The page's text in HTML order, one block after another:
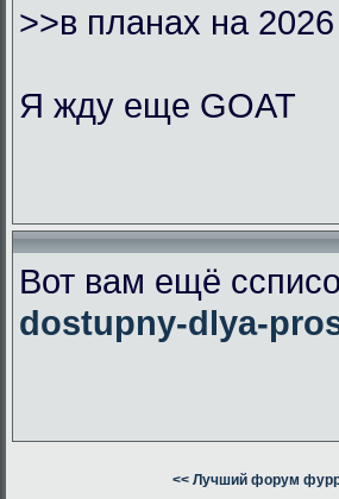
>>в планах на 2026
Я жду еще GOAT
Вот вам ещё
dostupny-dlya-
<< Лучший форум